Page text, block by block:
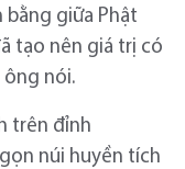
bằng giữa Phật
tạo nên giá trị có
ông nói.
trên đỉnh
núi huyền tích